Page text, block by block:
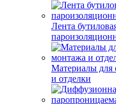
Лента
Материалы для
и отделки